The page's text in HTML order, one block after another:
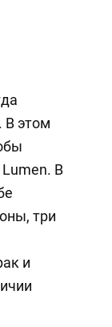
В этом
Lumen. В
три
и